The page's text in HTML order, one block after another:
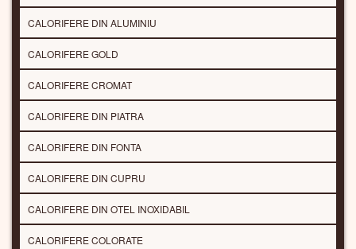
CALORIFERE DIN ALUMINIU
CALORIFERE GOLD
CALORIFERE CROMAT
CALORIFERE DIN PIATRA
CALORIFERE DIN FONTA
CALORIFERE DIN CUPRU
CALORIFERE DIN OTEL INOXIDABIL
CALORIFERE COLORATE